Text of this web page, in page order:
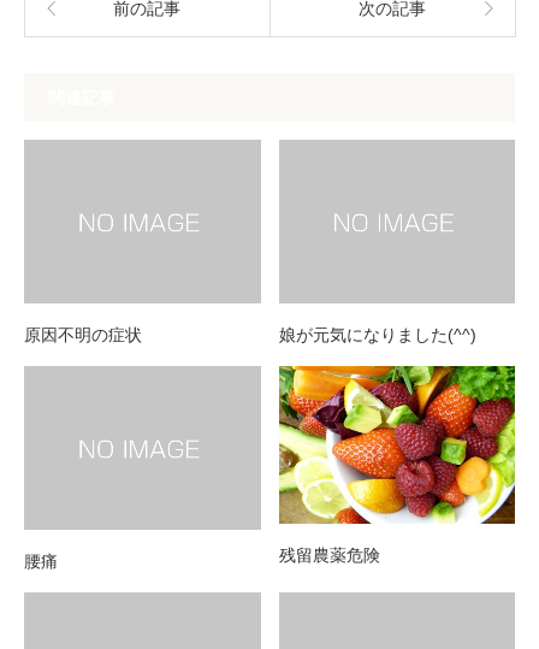
前の記事 次の記事
原因不明の症状 娘が元気になりました(^^)
腰痛 残留農薬危険